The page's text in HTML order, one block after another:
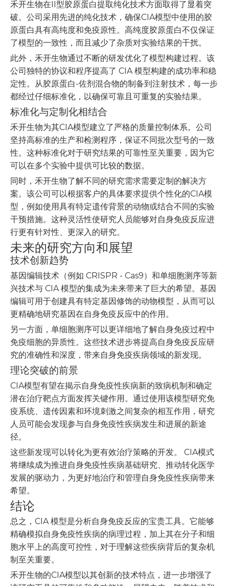
禾开生物在II型胶原蛋白提取纯化技术方面取得了显着突
破。公司采用先进的纯化技术，确保CIA模型中使用的胶
原蛋白具有高纯度和免疫原性。高纯度胶原蛋白不仅保证
了模型的一致性，而且减少了杂质对实验结果的干扰。
此外，禾开生物通过不断的研发优化了模型构建过程。该
公司独特的协议和程序提高了 CIA 模型构建的成功率和稳
定性。从胶原蛋白-佐剂混合物的制备到注射技术，每一步
都经过仔细标准化，以确保可靠且可重复的实验结果。
标准化与定制化相结合
禾开生物为其CIA模型建立了严格的质量控制体系。公司
坚持高标准的生产和检测程序，保证不同批次型号的一致
性。这种标准化对于研究结果的可靠性至关重要，因为它
可以在多个实验中提供可比较的数据。
同时，禾开生物了解不同的研究需求需要定制的解决方
案。该公司可以根据客户的具体要求提供个性化的CIA模
型，例如使用具有特定遗传背景的动物或结合不同的实验
干预措施。这种灵活性使研究人员能够对自身免疫反应进
行更有针对性、更深入的研究。
未来的研究方向和展望
技术创新趋势
基因编辑技术（例如 CRISPR - Cas9）和单细胞测序等新
兴技术与 CIA 模型的集成为未来带来了巨大的希望。基因
编辑可用于创建具有特定基因修饰的动物模型，从而可以
更精确地研究基因在自身免疫反应中的作用。
另一方面，单细胞测序可以更详细地了解自身免疫过程中
免疫细胞的异质性。这些技术进步将提高自身免疫反应研
究的准确性和深度，带来自身免疫疾病领域的新发现。
理论突破的前景
CIA模型有望在揭示自身免疫性疾病新的致病机制和确定
潜在治疗靶点方面发挥关键作用。通过使用该模型研究免
疫系统、遗传因素和环境刺激之间复杂的相互作用，研究
人员可能会发现参与自身免疫性疾病发生和进展的新途
径。
这些新发现可以转化为更有效治疗策略的开发。 CIA模式
将继续成为推进自身免疫性疾病基础研究、推动转化医学
发展的驱动力，为更好地治疗和管理自身免疫性疾病带来
希望。
结论
总之，CIA 模型是分析自身免疫反应的宝贵工具。它能够
精确模拟自身免疫性疾病的病理过程，加上其在分子和细
胞水平上的高度可控性，对于理解这些疾病背后的复杂机
制至关重要。
禾开生物的CIA模型以其创新的技术特点，进一步增强了